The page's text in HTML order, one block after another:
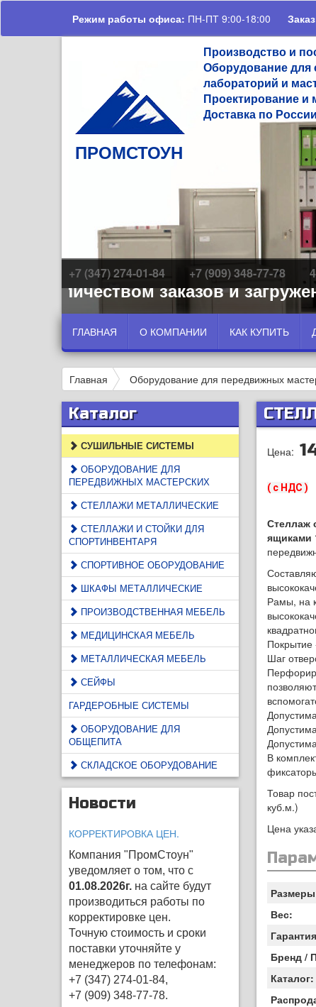
Режим работы офиса: ПН-ПТ 9:00-18:00
ПРОМСТОУН
Производство и
Оборудование
лабораторий и
Проектирование и
Доставка по
+7 (347) 274-01-84 +7 (909) 348-77-78
заказов и
ГЛАВНАЯ О КОМПАНИИ КАК КУПИТЬ
Главная Оборудование для передвижных
Каталог
СУШИЛЬНЫЕ СИСТЕМЫ
ОБОРУДОВАНИЕ ДЛЯ
ПЕРЕДВИЖНЫХ МАСТЕРСКИХ
СТЕЛЛАЖИ МЕТАЛЛИЧЕСКИЕ
СТЕЛЛАЖИ И СТОЙКИ ДЛЯ
СПОРТИНВЕНТАРЯ
СПОРТИВНОЕ ОБОРУДОВАНИЕ
ШКАФЫ МЕТАЛЛИЧЕСКИЕ
ПРОИЗВОДСТВЕННАЯ МЕБЕЛЬ
МЕДИЦИНСКАЯ МЕБЕЛЬ
МЕТАЛЛИЧЕСКАЯ МЕБЕЛЬ
СЕЙФЫ
ГАРДЕРОБНЫЕ СИСТЕМЫ
ОБОРУДОВАНИЕ ДЛЯ
ОБЩЕПИТА
СКЛАДСКОЕ ОБОРУДОВАНИЕ
Новости
КОРРЕКТИРОВКА ЦЕН.
Компания "ПромСтоун"
уведомляет о том, что с
01.08.2026г. на сайте будут
производиться работы по
корректировке цен.
Точную стоимость и сроки
поставки уточняйте у
менеджеров по телефонам:
+7 (347) 274-01-84,
+7 (909) 348-77-78.
Цена:
( с НДС )
Стеллаж
ящиками
Рамы, на
Покрытие
Шаг
В
Товар
куб.м.)
Цена
Вес:
Бренд /
Каталог: